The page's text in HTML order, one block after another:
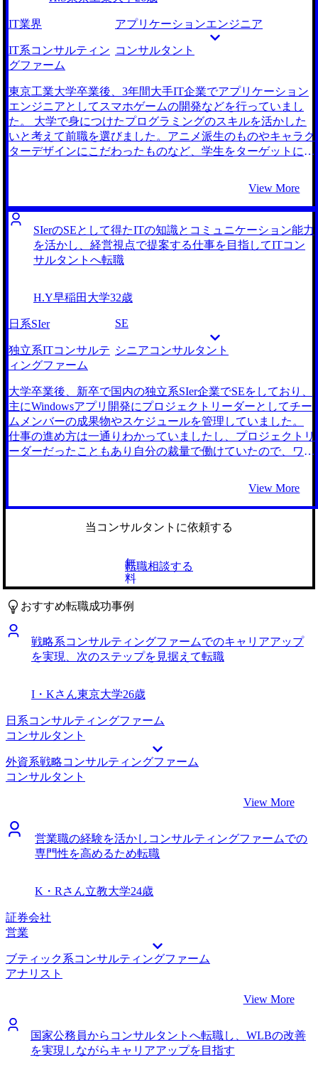
うにセキュリティエンジニアの年収が低いことに不満を感じ
ていたらしいのですが、コンサルに転職することでその不満
は払拭されたという話を聞き、自分も同じようにコンサルタ
ントへ転職したいと感じました。 2社です。 藤谷さんとの初
相談する前は友人が利用していたエージェントに相談したの
ですが、CAの方と相性が悪くエージェントを変えたいと考
えていました。丁度そのタイミングでビズリーチで藤谷さん
からスカウトを頂きました。 藤谷さんはエンジニアの転職
支援実績が豊富な方だということもあり、前職での業務内容
面接は初めてだったので最初はボロボロだったのですが、ど
ういった教材でインプットするべきか、何を意識してアウト
プットするべきかなどのハウトゥーを詳しく教えていただき
ました。また模擬面接を実施していただき、本番さながらの
緊張感で練習することができました。 おかげで本番のケー
ス面接でも自信を持って臨むことができ、無事第一志望のフ
幅に改善されたことです。給与はもちろんですが、労働時間
ドワークが強要されるイメージだったので、嬉しい驚きでし
た。 まともな志望動機を用意するのに苦労しました。元々
待遇が不満で転職を決めたのですがそれをそのまま伝えるわ
けにもいかず、納得感のある志望動機を作る必要がありまし
た。藤谷さんの助言も多分に頂きながら、なんとか形にする
ことができました。 転職前は年収550万円、転職後は年収
750万円になりました。 ゆくゆくは事業会社のCTOとして活
躍したいと考えています。そのためにもプロジェクトを通じ
て自分の技術力を高めつつ、マネジメント経験も積んでいき
IT業界 アプリケーションエンジニア
IT系コンサルティン
グファーム
コンサルタント
東京工業大学卒業後、3年間大手IT企業でアプリケーション
エンジニアとしてスマホゲームの開発などを行っていまし
た。 大学で身につけたプログラミングのスキルを活かした
いと考えて前職を選びました。アニメ派生のものやキャラク
ターデザインにこだわったものなど、学生をターゲットにし
って評価をされる自律的な雰囲気を魅力に感じていました。
しかし、実際には上司の一言でチームの意思決定が大幅に変
わることもあり、自己決定権が少なく不満を募らせていまし
た。 また、業務内容に関しても、現実に存在する課題に自
身の知識とスキルを活かして対処したいと考えるようになり
その企業の課題分析から戦略の実行支援まで行っていると話
していました。また、自身の能力が正当に評価される環境だ
とも言っていました。 若い頃から裁量を持って働くことが
でき、実力主義な環境であるコンサルティングファームに大
きな魅力を感じました。 また、ITコンサルタントとしてな
責任もってサポートできると考えました。 MyVisionの1社の
みです。初回面談でコンサルティングファームへの解像度の
高さを感じたからです。 転職を考え始めた当初から、ITコ
ンサルタントを志望していたので、コンサルティングファー
ムに精通しているMyVisionさんにお願いしました。 特に、
などを扱うCRMコンサルタントに興味がありました。初回
面談の際に、想像より多くのCRMコンサルタントの選択肢
を伝えていただけて驚きました。 そして、担当の藤谷さん
す。より私の希望に合ったファームを見つけてくれるように
感じたので安心してお願いすることができました。 コンサ
ルティングファームに就職するには必須のケース面接の練習
に何度も付き合っていただけました。面接本番で実際に見ら
れる評価項目をもとにフィードバックを行っていただけるの
はMyVisionさんならではかと思います。 さらにエンジニア
としての自身の活動を知識やスキルベースで押し出しすぎて
ション能力などのアピールポイントが足りないという指摘の
おかげで、私のコンサルタント志望としての意識も変わりま
した。 私は、新卒時はコンサルティングファームをあまり
見ていなかったので、ケース面接はほとんど初めてという状
態でした。しかし、いただいたフィードバックがわかりやす
く、ケースへの対策をスムーズに進めることができました。
前職と転職活動を両立できたことです。エンジニアへの理解
もバランスよく最後までしっかりと取り組むことができまし
た。 また、多数のコンサルティングファームへの理解度が
非常に高いMyVisionさんにお願いしたことで、非常に効率よ
く転職活動を行うことができました。 内定をもらった後
藤谷さんには何度も相談に乗っていただきました。ありがと
うございました。 転職前は年収600万円、転職後は年収700
万円になりました。
View More
SIerのSEとして得たITの知識とコミュニケーション能力
を活かし、経営視点で提案する仕事を目指してITコン
サルタントへ転職
H.Y早稲田大学32歳
日系SIer SE
独立系ITコンサルテ
ィングファーム
シニアコンサルタント
大学卒業後、新卒で国内の独立系SIer企業でSEをしており、
主にWindowsアプリ開発にプロジェクトリーダーとしてチー
ムメンバーの成果物やスケジュールを管理していました。
仕事の進め方は一通りわかっていましたし、プロジェクトリ
ーダーだったこともあり自分の裁量で働けていたので、ワー
製品のシステムをパッケージとしてクライアント企業に導入
する、という範囲での働き方には留まってしまいやすく、そ
こに対して飽き始めていたことに気づいたのが転職のきっか
メンバーコミュニケーション能力を活かしながら、システム
開発よりも更に広い視点で働ける仕事、という軸で考えた際
に納得感を持てたのがITコンサルタントでした。 エンジニ
ア向けの転職エージェントとMyVisionの2社と話しました。
前者はどうしてもエンジニアの求人が多かったこともあり、
自分のキャリア観とマッチしなかった一方で、MyVisionはIT
コンサルタント、エンジニア双方の求人が豊富かつ、ITコン
サルタントを経験された方がエージェントとして担当してく
でしたので、自分の経歴・キャリア観を踏まえて様々な企
納得感を持ちながら転職活動を進められたと感じています。
各社の違いについて、正直ネットの情報だけではわからない
部分がありましたが、藤谷さんに内情を共有していただいた
り、面接中の逆質問を通じて直接伺うことができたので、自
分の考え方に合致するファームに辿り着くことができまし
す。当たり前ですが、ITコンサルタントとSEでは業務内
容、それに紐づく人材要件が異なりますが、相談するのも気
後れしてしまい最初はそれを押さえずに書類作成や面接対策
を行ってしまいました。その結果、何社か不採用となってし
に求められる経験や志向性を把握できたので、それを意識し
ながら書類修正や面接対策を行うことで、面接でのやり取り
もスムーズなものにブラッシュアップできました。 600万円
ほどだった年収が750万円になりました。 せっかくシステム
開発の枠を超えて広い視野で働けるようになったので、企業
の経営課題解決につながる提案をできるコンサルタントとな
るために、ITだけでなく経営全般に関する知識・経験もつか
View More
当コンサルタントに依頼する
無
料
転職相談する
おすすめ転職成功事例
戦略系コンサルティングファームでのキャリアアップ
を実現、次のステップを見据えて転職
I・Kさん東京大学26歳
日系コンサルティングファーム
コンサルタント
外資系戦略コンサルティングファーム
コンサルタント
View More
営業職の経験を活かしコンサルティングファームでの
専門性を高めるため転職
K・Rさん立教大学24歳
証券会社
営業
ブティック系コンサルティングファーム
アナリスト
View More
国家公務員からコンサルタントへ転職し、WLBの改善
を実現しながらキャリアアップを目指す